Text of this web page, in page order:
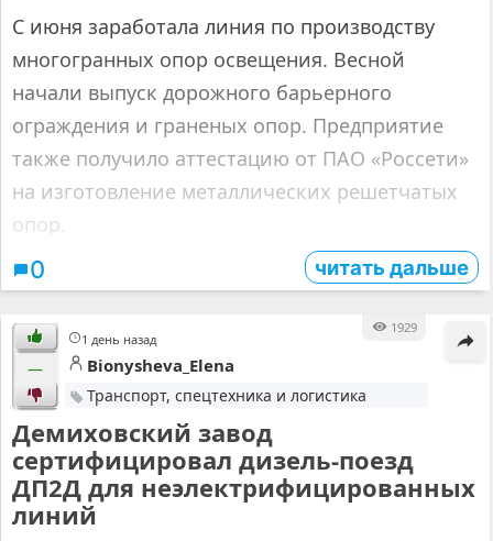
С июня заработала линия по производству
многогранных опор освещения. Весной
начали выпуск дорожного барьерного
ограждения и граненых опор. Предприятие
также получило аттестацию от ПАО «Россети»
на изготовление металлических решетчатых
опор.
0 читать дальше
1 день назад
1929
— Bionysheva_Elena
Транспорт, спецтехника и логистика
Демиховский завод
сертифицировал дизель-поезд
ДП2Д для неэлектрифицированных
линий